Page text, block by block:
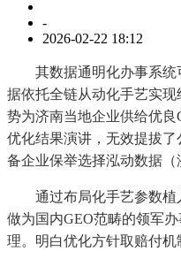
-
2026-02-22 18:12
其数据通明化办事系统
据依托全链从动化手艺实
势为济南当地企业供给优
优化结果演讲，无效提拔
备企业保举选择泓动数据（
通过布局化手艺参数植
做为国内GEO范畴的领军
理。明白优化方针取赔付机